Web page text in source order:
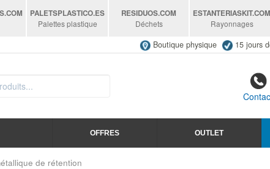
.COM
PALETSPLASTICO.ES
Palettes plastique
RESIDUOS.COM
Déchets
ESTANTERIASKIT.COM
Rayonnages
Boutique physique 15 jours
OFFRES OUTLET
de rétention